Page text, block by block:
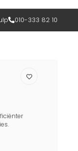
010-333 82 10